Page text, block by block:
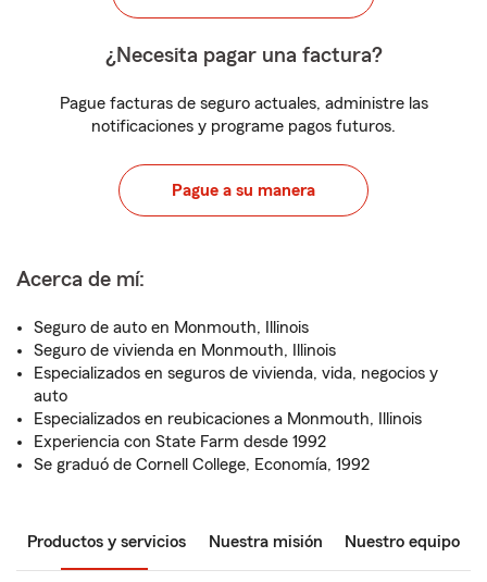
¿Necesita pagar una factura?
Pague facturas de seguro actuales, administre las
notificaciones y programe pagos futuros.
Pague a su manera
Acerca de mí:
Seguro de auto en Monmouth, Illinois
Seguro de vivienda en Monmouth, Illinois
Especializados en seguros de vivienda, vida, negocios y
auto
Especializados en reubicaciones a Monmouth, Illinois
Experiencia con State Farm desde 1992
Se graduó de Cornell College, Economía, 1992
Productos y servicios Nuestra misión Nuestro equipo